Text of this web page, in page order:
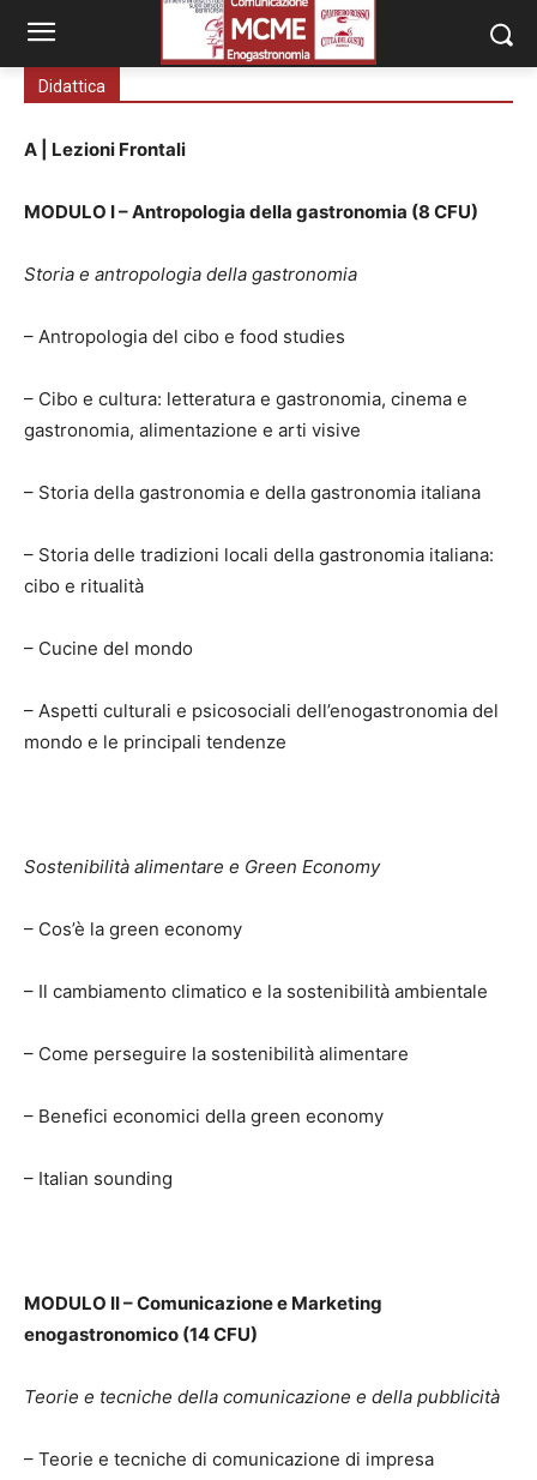
Didattica
A | Lezioni Frontali
MODULO I –Antropologia della gastronomia (8 CFU)
Storia e antropologia della gastronomia
– Antropologia del cibo e food studies
– Cibo e cultura: letteratura e gastronomia, cinema e
gastronomia, alimentazione e arti visive
– Storia della gastronomia e della gastronomia italiana
– Storia delle tradizioni locali della gastronomia italiana:
cibo e ritualità
– Cucine del mondo
– Aspetti culturali e psicosociali dell’enogastronomia del
mondo e le principali tendenze
Sostenibilità alimentare e Green Economy
– Cos’è la green economy
– Il cambiamento climatico e la sostenibilità ambientale
– Come perseguire la sostenibilità alimentare
– Benefici economici della green economy
– Italian sounding
MODULO II – Comunicazione e Marketing
enogastronomico (14 CFU)
Teorie e tecniche della comunicazione e della pubblicità
– Teorie e tecniche di comunicazione di impresa